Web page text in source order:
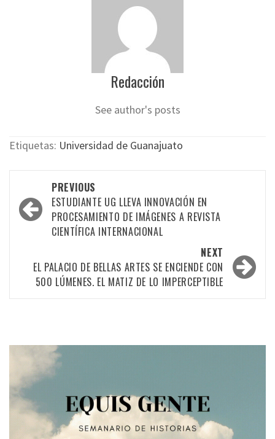
Redacción
See author's posts
Etiquetas: Universidad de Guanajuato
navigation
PREVIOUS
ESTUDIANTE UG LLEVA INNOVACIÓN EN
PROCESAMIENTO DE IMÁGENES A REVISTA
CIENTÍFICA INTERNACIONAL
NEXT
EL PALACIO DE BELLAS ARTES SE ENCIENDE CON
500 LÚMENES. EL MATIZ DE LO IMPERCEPTIBLE